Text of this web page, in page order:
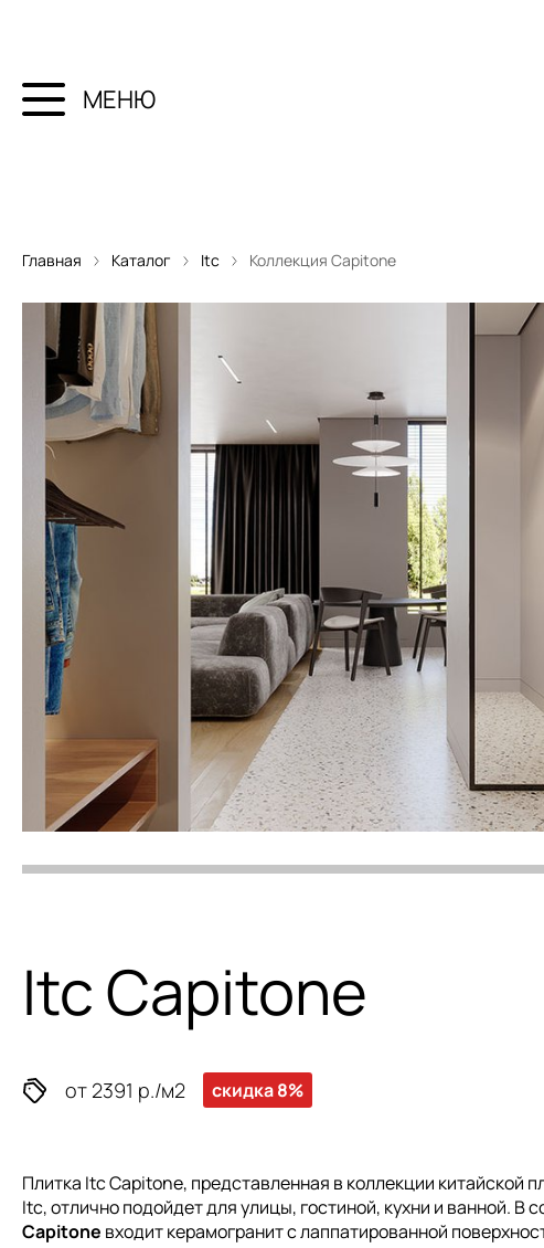
МЕНЮ
Главная Каталог Itc Коллекция Capitone
Itc Capitone
от 2391 р./м2 скидка 8%
Плитка Itc Capitone, представленная в коллекции китайской
Itc, отлично подойдет для улицы, гостиной, кухни и ванной. В
Capitone входит керамогранит с лаппатированной